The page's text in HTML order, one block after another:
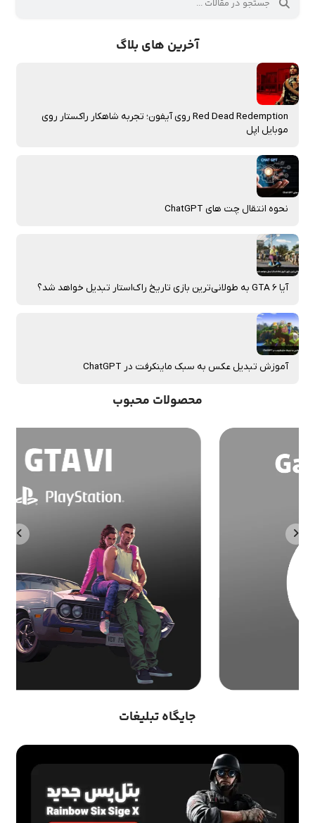
آخرین های بلاگ
Red Dead Redemption روی آیفون؛ تجربه شاهکار راکستار روی
موبایل اپل
نحوه انتقال چت‌ های ChatGPT
آیا GTA 6 به طولانی‌ترین بازی تاریخ راک‌استار تبدیل خواهد شد؟
آموزش تبدیل عکس به سبک ماینکرفت در ChatGPT
محصولات محبوب
جایگاه تبلیغات